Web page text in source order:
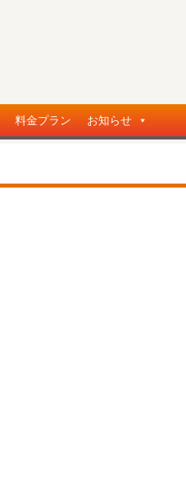
料金プラン お知らせ